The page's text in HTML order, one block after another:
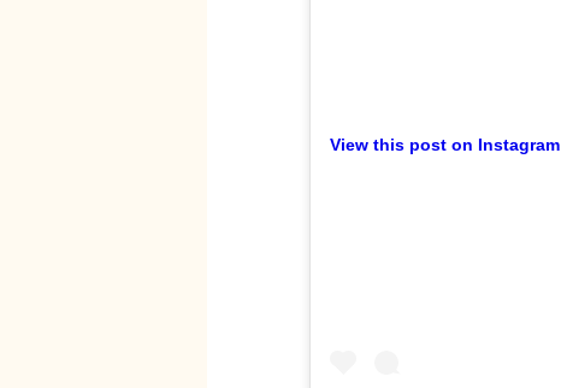
View this post on Instagram